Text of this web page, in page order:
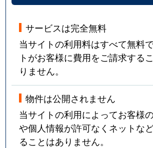
サービスは完全無料
当サイトの利用料はすべて無料
トがお客様に費用をご請求する
りません。
物件は公開されません
当サイトの利用によってお客様
や個人情報が許可なくネットな
ることはありません。